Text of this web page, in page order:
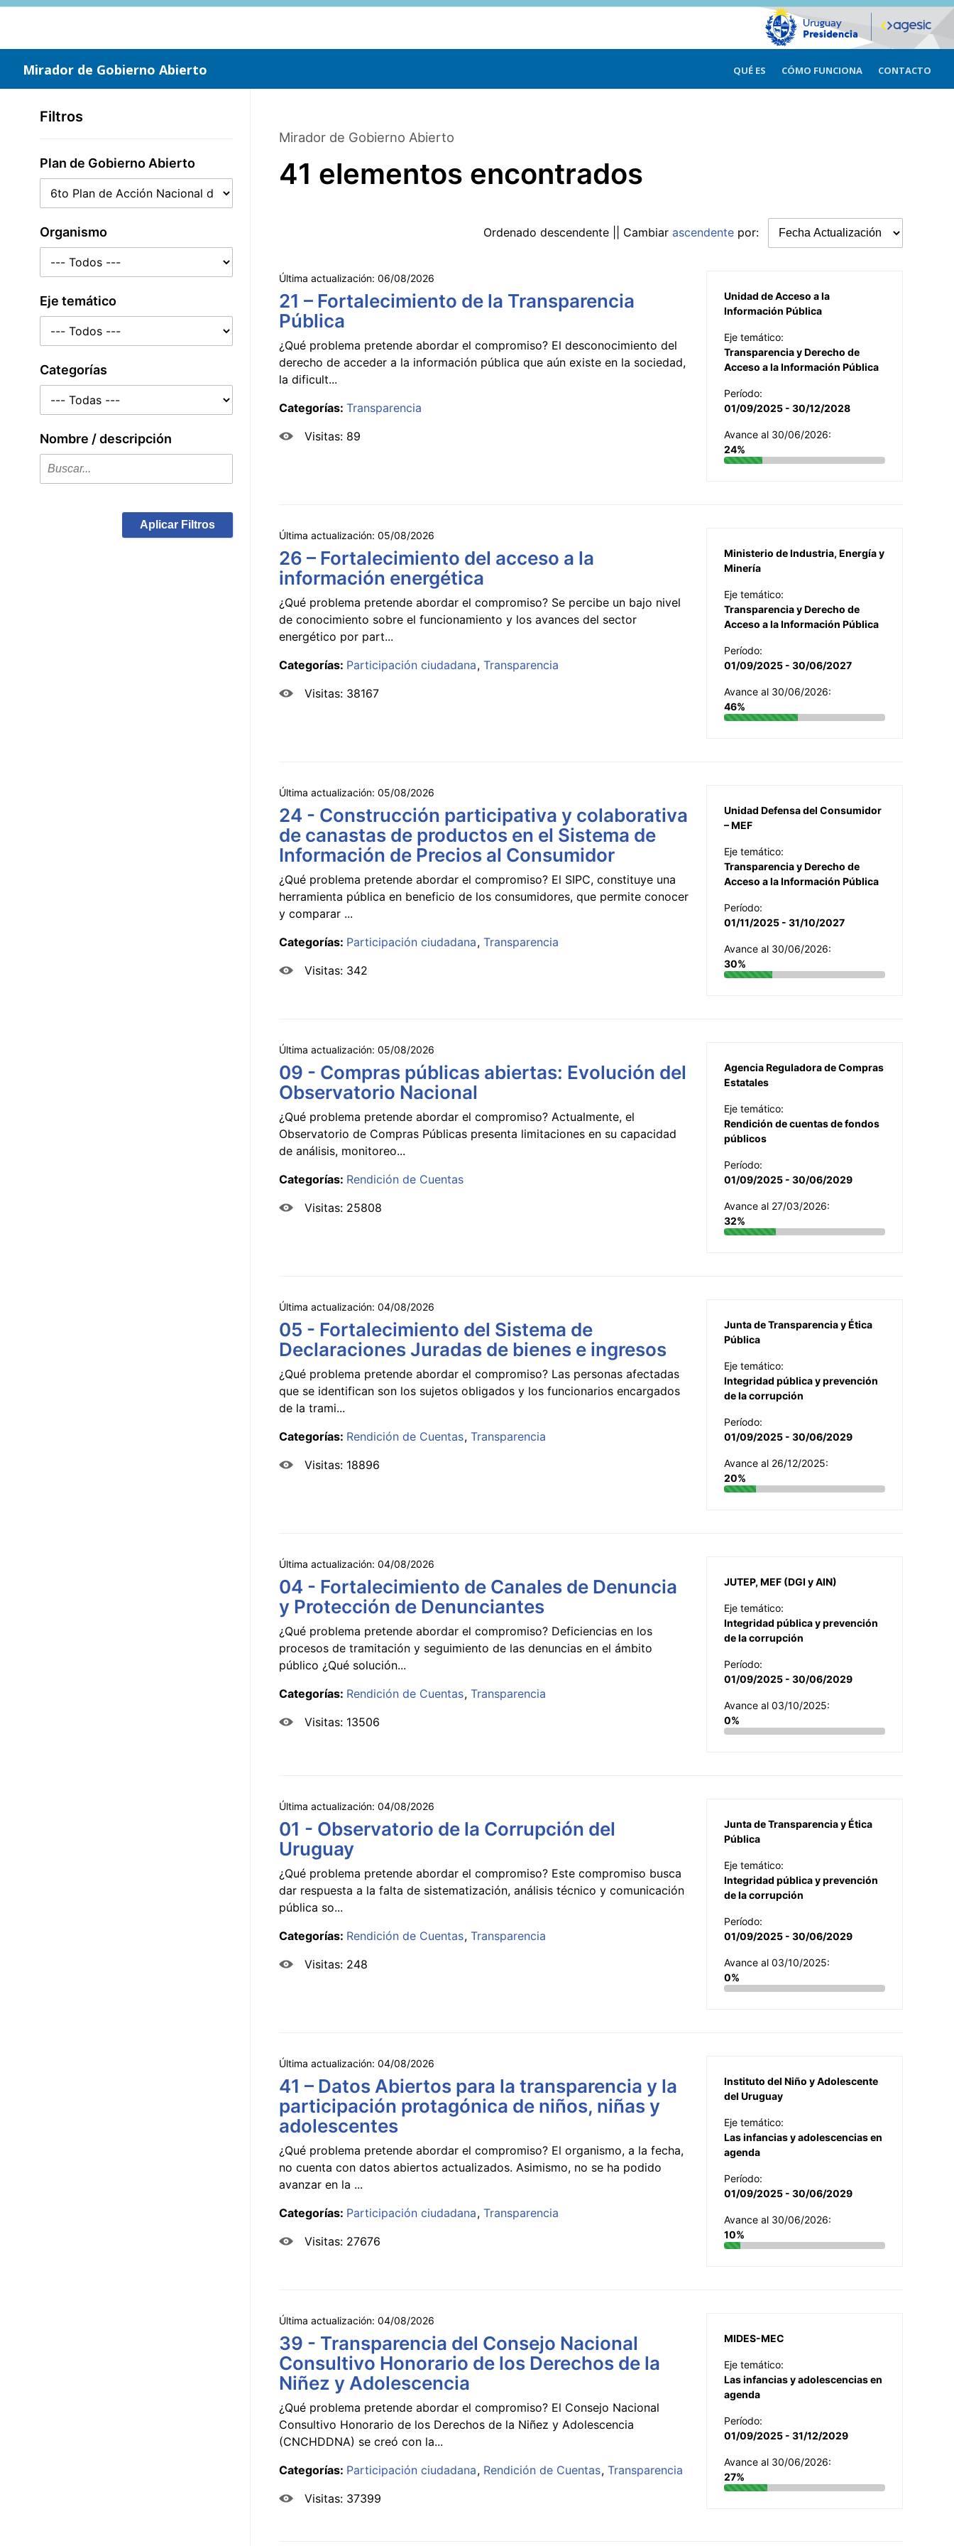
Saltar
Mirador de Gobierno Abierto QUÉ ES CÓMO FUNCIONA CONTACTO
Filtros
Plan de Gobierno Abierto
Organismo
Eje temático
Categorías
Nombre / descripción
Aplicar Filtros
Mirador de Gobierno Abierto
41 elementos encontrados
Ordenado descendente || Cambiar ascendente por:
Última actualización: 06/08/2026
21 – Fortalecimiento de la Transparencia
Pública
¿Qué problema pretende abordar el compromiso? El desconocimiento del
derecho de acceder a la información pública que aún existe en la sociedad,
la dificult...
Categorías: Transparencia
Visitas: 89
Unidad de Acceso a la
Información Pública
Eje temático:
Transparencia y Derecho de
Acceso a la Información Pública
Período:
01/09/2025 - 30/12/2028
Avance al 30/06/2026:
24%
Última actualización: 05/08/2026
26 – Fortalecimiento del acceso a la
información energética
¿Qué problema pretende abordar el compromiso? Se percibe un bajo nivel
de conocimiento sobre el funcionamiento y los avances del sector
energético por part...
Categorías: Participación ciudadana Transparencia
Visitas: 38167
Ministerio de Industria, Energía y
Minería
Eje temático:
Transparencia y Derecho de
Acceso a la Información Pública
Período:
01/09/2025 - 30/06/2027
Avance al 30/06/2026:
46%
Última actualización: 05/08/2026
24 - Construcción participativa y colaborativa
de canastas de productos en el Sistema de
Información de Precios al Consumidor
¿Qué problema pretende abordar el compromiso? El SIPC, constituye una
herramienta pública en beneficio de los consumidores, que permite conocer
y comparar ...
Categorías: Participación ciudadana Transparencia
Visitas: 342
Unidad Defensa del Consumidor
– MEF
Eje temático:
Transparencia y Derecho de
Acceso a la Información Pública
Período:
01/11/2025 - 31/10/2027
Avance al 30/06/2026:
30%
Última actualización: 05/08/2026
09 - Compras públicas abiertas: Evolución del
Observatorio Nacional
¿Qué problema pretende abordar el compromiso? Actualmente, el
Observatorio de Compras Públicas presenta limitaciones en su capacidad
de análisis, monitoreo...
Categorías: Rendición de Cuentas
Visitas: 25808
Agencia Reguladora de Compras
Estatales
Eje temático:
Rendición de cuentas de fondos
públicos
Período:
01/09/2025 - 30/06/2029
Avance al 27/03/2026:
32%
Última actualización: 04/08/2026
05 - Fortalecimiento del Sistema de
Declaraciones Juradas de bienes e ingresos
¿Qué problema pretende abordar el compromiso? Las personas afectadas
que se identifican son los sujetos obligados y los funcionarios encargados
de la trami...
Categorías: Rendición de Cuentas Transparencia
Visitas: 18896
Junta de Transparencia y Ética
Pública
Eje temático:
Integridad pública y prevención
de la corrupción
Período:
01/09/2025 - 30/06/2029
Avance al 26/12/2025:
20%
Última actualización: 04/08/2026
04 - Fortalecimiento de Canales de Denuncia
y Protección de Denunciantes
¿Qué problema pretende abordar el compromiso? Deficiencias en los
procesos de tramitación y seguimiento de las denuncias en el ámbito
público ¿Qué solución...
Categorías: Rendición de Cuentas Transparencia
Visitas: 13506
JUTEP, MEF (DGI y AIN)
Eje temático:
Integridad pública y prevención
de la corrupción
Período:
01/09/2025 - 30/06/2029
Avance al 03/10/2025:
0%
Última actualización: 04/08/2026
01 - Observatorio de la Corrupción del
Uruguay
¿Qué problema pretende abordar el compromiso? Este compromiso busca
dar respuesta a la falta de sistematización, análisis técnico y comunicación
pública so...
Categorías: Rendición de Cuentas Transparencia
Visitas: 248
Junta de Transparencia y Ética
Pública
Eje temático:
Integridad pública y prevención
de la corrupción
Período:
01/09/2025 - 30/06/2029
Avance al 03/10/2025:
0%
Última actualización: 04/08/2026
41 – Datos Abiertos para la transparencia y la
participación protagónica de niños, niñas y
adolescentes
¿Qué problema pretende abordar el compromiso? El organismo, a la fecha,
no cuenta con datos abiertos actualizados. Asimismo, no se ha podido
avanzar en la ...
Categorías: Participación ciudadana Transparencia
Visitas: 27676
Instituto del Niño y Adolescente
del Uruguay
Eje temático:
Las infancias y adolescencias en
agenda
Período:
01/09/2025 - 30/06/2029
Avance al 30/06/2026:
10%
Última actualización: 04/08/2026
39 - Transparencia del Consejo Nacional
Consultivo Honorario de los Derechos de la
Niñez y Adolescencia
¿Qué problema pretende abordar el compromiso? El Consejo Nacional
Consultivo Honorario de los Derechos de la Niñez y Adolescencia
(CNCHDDNA) se creó con la...
Categorías: Participación ciudadana Rendición de Cuentas Transparencia
Visitas: 37399
MIDES-MEC
Eje temático:
Las infancias y adolescencias en
agenda
Período:
01/09/2025 - 31/12/2029
Avance al 30/06/2026:
27%